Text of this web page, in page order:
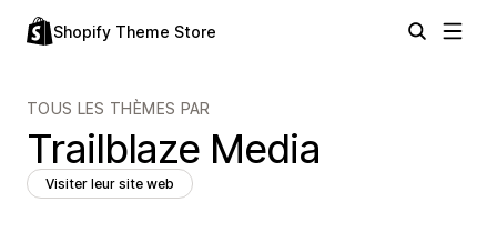
Shopify Theme Store
TOUS LES THÈMES PAR
Trailblaze Media
Visiter leur site web